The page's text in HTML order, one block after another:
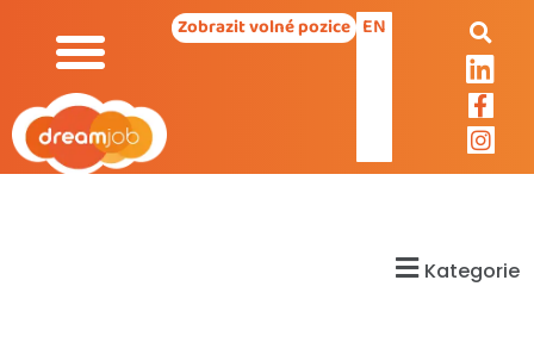
Zobrazit volné pozice EN
Kategorie